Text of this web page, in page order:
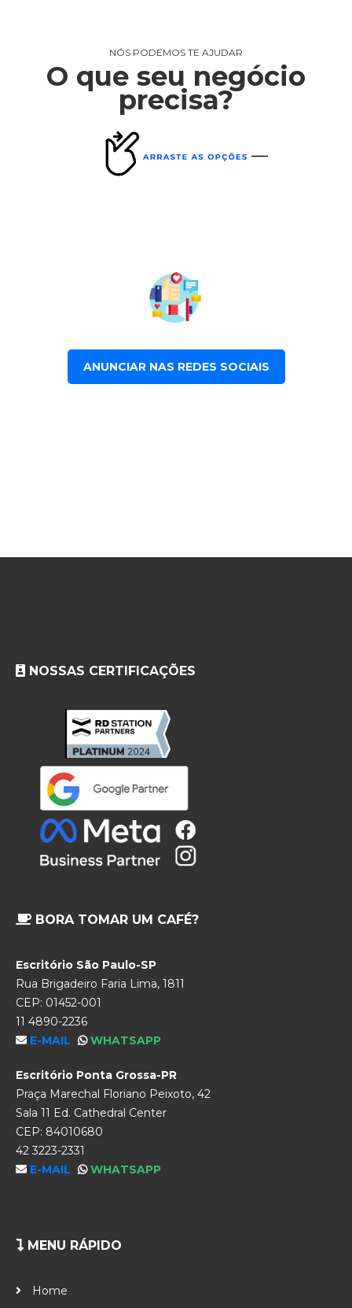
NÓS PODEMOS TE AJUDAR
O que seu negócio
precisa?
ANUNCIAR NAS REDES SOCIAIS
NOSSAS CERTIFICAÇÕES
BORA TOMAR UM CAFÉ?
Escritório São Paulo-SP
Rua Brigadeiro Faria Lima, 1811
CEP: 01452-001
11 4890-2236
E-MAIL
WHATSAPP
Escritório Ponta Grossa-PR
Praça Marechal Floriano Peixoto, 42
Sala 11 Ed. Cathedral Center
CEP: 84010680
42 3223-2331
E-MAIL
WHATSAPP
MENU RÁPIDO
Home